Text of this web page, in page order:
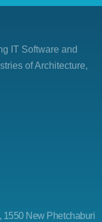
IT Software and
of Architecture,
1550 New Phetchaburi